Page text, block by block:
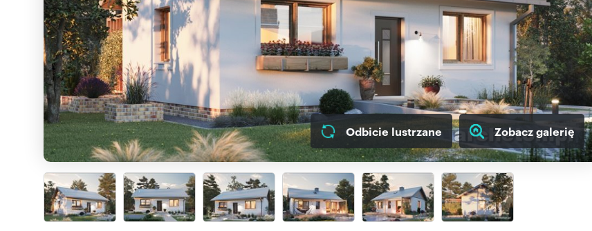
Odbicie lustrzane Zobacz galerię